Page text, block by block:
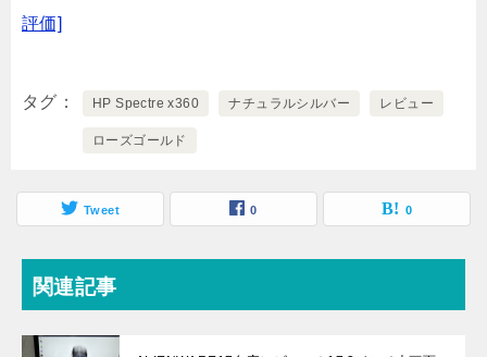
評価]
タグ HP Spectre x360 ナチュラルシルバー レビュー
ローズゴールド
Tweet 0 0
関連記事